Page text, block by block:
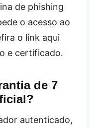
de phishing
o acesso ao
o link aqui
e certificado.
de 7
autenticado,